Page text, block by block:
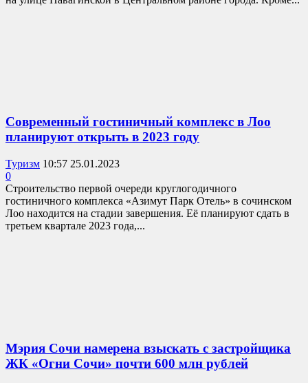
Современный гостиничный комплекс в Лоо
планируют открыть в 2023 году
Туризм 10:57 25.01.2023
0
Строительство первой очереди круглогодичного
гостиничного комплекса «Азимут Парк Отель» в сочинском
Лоо находится на стадии завершения. Её планируют сдать в
третьем квартале 2023 года,...
Мэрия Сочи намерена взыскать с застройщика
ЖК «Огни Сочи» почти 600 млн рублей